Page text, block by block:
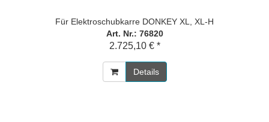
Für Elektroschubkarre DONKEY XL, XL-H
Art. Nr.: 76820
2.725,10 € *
Details